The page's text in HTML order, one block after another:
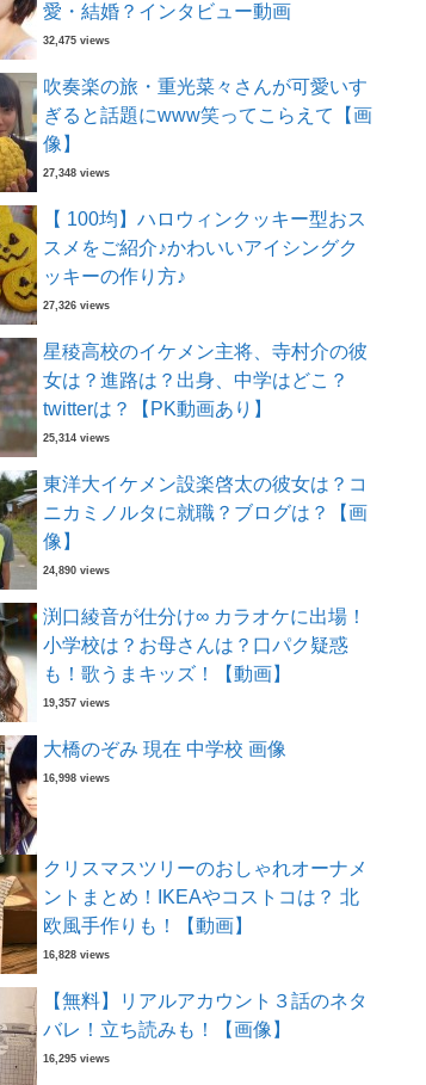
愛・結婚？インタビュー動画
32,475 views
吹奏楽の旅・重光菜々さんが可愛いす
ぎると話題にwww笑ってこらえて【画
像】
27,348 views
【 100均】ハロウィンクッキー型おス
スメをご紹介♪かわいいアイシングク
ッキーの作り方♪
27,326 views
星稜高校のイケメン主将、寺村介の彼
女は？進路は？出身、中学はどこ？
twitterは？【PK動画あり】
25,314 views
東洋大イケメン設楽啓太の彼女は？コ
ニカミノルタに就職？ブログは？【画
像】
24,890 views
渕口綾音が仕分け∞ カラオケに出場！
小学校は？お母さんは？口パク疑惑
も！歌うまキッズ！【動画】
19,357 views
大橋のぞみ 現在 中学校 画像
16,998 views
クリスマスツリーのおしゃれオーナメ
ントまとめ！IKEAやコストコは？ 北
欧風手作りも！【動画】
16,828 views
【無料】リアルアカウント３話のネタ
バレ！立ち読みも！【画像】
16,295 views